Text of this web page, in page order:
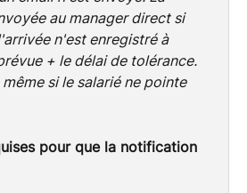
au manager direct si
n'est enregistré à
+ le délai de tolérance.
si le salarié ne pointe
pour que la notification